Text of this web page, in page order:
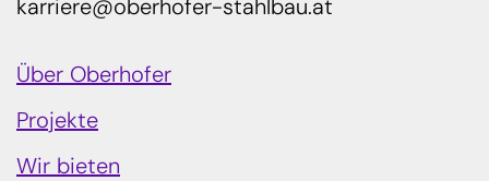
karriere@oberhofer-stahlbau.at
Über Oberhofer
Projekte
Wir bieten